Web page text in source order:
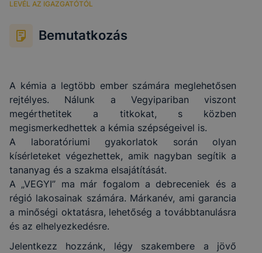
LEVÉL AZ IGAZGATÓTÓL
Bemutatkozás
A kémia a legtöbb ember számára meglehetősen
rejtélyes. Nálunk a Vegyipariban viszont
megérthetitek a titkokat, s közben
megismerkedhettek a kémia szépségeivel is.
A laboratóriumi gyakorlatok során olyan
kísérleteket végezhettek, amik nagyban segítik a
tananyag és a szakma elsajátítását.
A „VEGYI” ma már fogalom a debreceniek és a
régió lakosainak számára. Márkanév, ami garancia
a minőségi oktatásra, lehetőség a továbbtanulásra
és az elhelyezkedésre.
Jelentkezz hozzánk, légy szakembere a jövő